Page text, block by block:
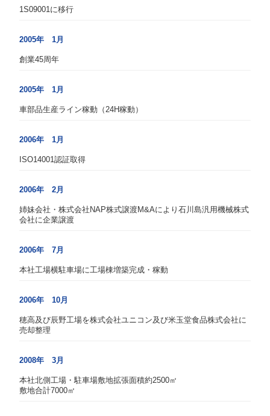
1S09001に移行
2005年 1月
創業45周年
2005年 1月
車部品生産ライン稼動（24H稼動）
2006年 1月
ISO14001認証取得
2006年 2月
姉妹会社・株式会社NAP株式譲渡M&Aにより石川島汎用機械株式
会社に企業譲渡
2006年 7月
本社工場横駐車場に工場棟増築完成・稼動
2006年 10月
穂高及び辰野工場を株式会社ユニコン及び米玉堂食品株式会社に
売却整理
2008年 3月
本社北側工場・駐車場敷地拡張面積約2500㎡
敷地合計7000㎡